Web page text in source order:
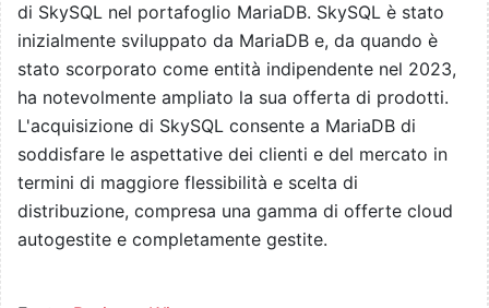
di SkySQL nel portafoglio MariaDB. SkySQL è stato
inizialmente sviluppato da MariaDB e, da quando è
stato scorporato come entità indipendente nel 2023,
ha notevolmente ampliato la sua offerta di prodotti.
L'acquisizione di SkySQL consente a MariaDB di
soddisfare le aspettative dei clienti e del mercato in
termini di maggiore flessibilità e scelta di
distribuzione, compresa una gamma di offerte cloud
autogestite e completamente gestite.